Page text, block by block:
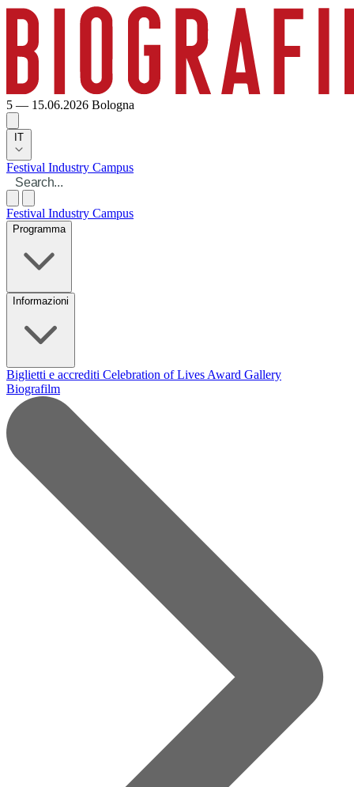
5 — 15.06.2026 Bologna
IT
Festival Industry Campus
Festival Industry Campus
Programma
Informazioni
Biglietti e accrediti Celebration of Lives Award Gallery
Biografilm